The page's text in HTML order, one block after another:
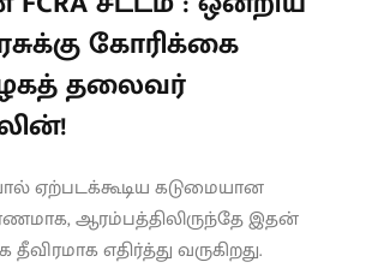
கோரிக்கை
தலைவர்
ஏற்படக்கூடிய கடுமையான
ஆரம்பத்திலிருந்தே இதன்
எதிர்த்து வருகிறது.